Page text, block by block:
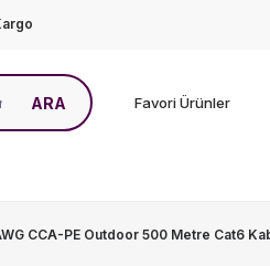
ARA Favori Ürünler
CCA-PE Outdoor 500 Metre Cat6